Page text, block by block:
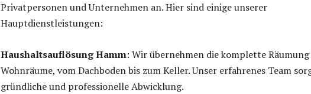
Privatpersonen und Unternehmen an. Hier sind einige unserer
Hauptdienstleistungen:
Haushaltsauflösung Hamm: Wir übernehmen die komplette
Wohnräume, vom Dachboden bis zum Keller. Unser erfahrenes Team
gründliche und professionelle Abwicklung.